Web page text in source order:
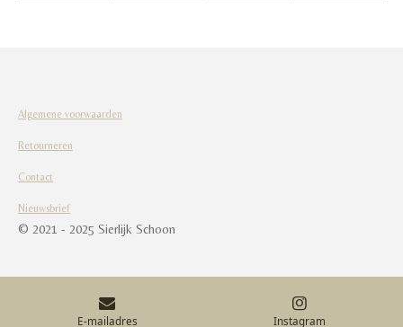
Algemene voorwaarden
Retourneren
Contact
Nieuwsbrief
© 2021 - 2025 Sierlijk Schoon
E-mailadres Instagram